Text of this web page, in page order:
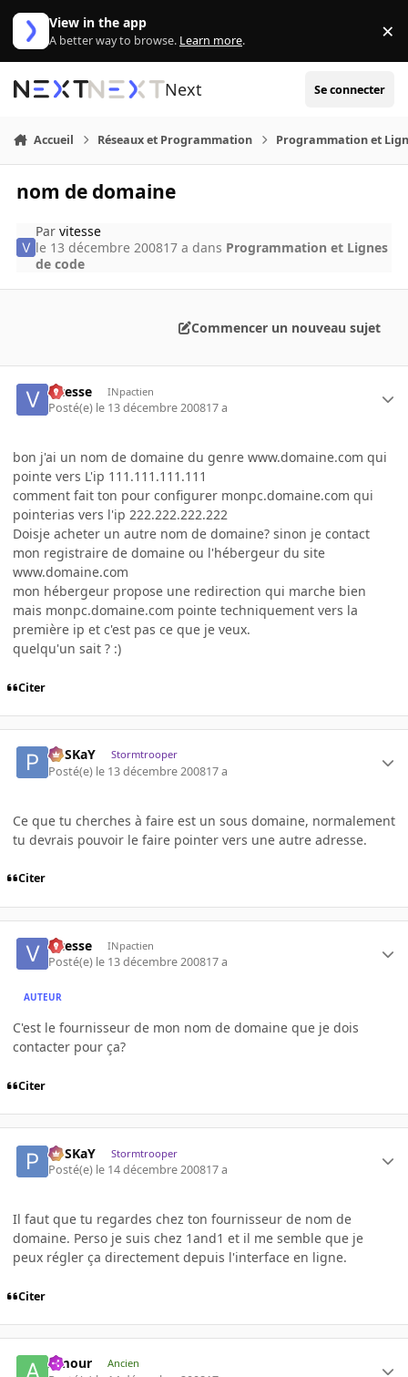
Aller au contenu
View in the app
A better way to browse. Learn more. ×
Next Se connecter
Accueil Réseaux et Programmation Programmation et
nom de domaine
Parvitesse
le 13 décembre 200817 a dans Programmation et Lignes
de code
Commencer un nouveau sujet
vitesse INpactien
Posté(e) le 13 décembre 200817 a
bon j'ai un nom de domaine du genre www.domaine.com qui
pointe vers L'ip 111.111.111.111
comment fait ton pour configurer monpc.domaine.com qui
pointerias vers l'ip 222.222.222.222
Doisje acheter un autre nom de domaine? sinon je contact
mon registraire de domaine ou l'hébergeur du site
www.domaine.com
mon hébergeur propose une redirection qui marche bien
mais monpc.domaine.com pointe techniquement vers la
première ip et c'est pas ce que je veux.
quelqu'un sait ? :)
Citer
PoSKaY Stormtrooper
Posté(e) le 13 décembre 200817 a
Ce que tu cherches à faire est un sous domaine, normalement
tu devrais pouvoir le faire pointer vers une autre adresse.
Citer
vitesse INpactien
Posté(e) le 13 décembre 200817 a
AUTEUR
C'est le fournisseur de mon nom de domaine que je dois
contacter pour ça?
Citer
PoSKaY Stormtrooper
Posté(e) le 14 décembre 200817 a
Il faut que tu regardes chez ton fournisseur de nom de
domaine. Perso je suis chez 1and1 et il me semble que je
peux régler ça directement depuis l'interface en ligne.
Citer
Amour Ancien